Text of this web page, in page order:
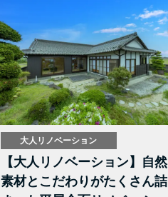
大人リノベーション
【大人リノベーション】自然
素材とこだわりがたくさん詰